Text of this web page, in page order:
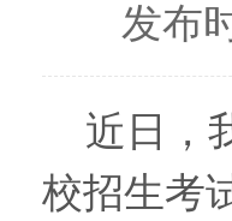
发布
近日，
校招生考